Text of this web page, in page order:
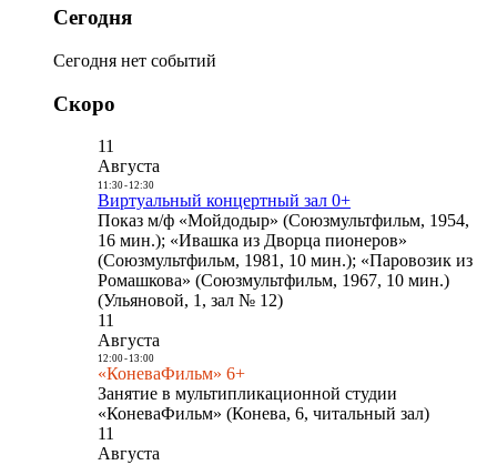
Сегодня
Сегодня нет событий
Скоро
11
Августа
11:30- 12:30
Виртуальный концертный зал 0+
Показ м/ф «Мойдодыр» (Союзмультфильм, 1954,
16 мин.); «Ивашка из Дворца пионеров»
(Союзмультфильм, 1981, 10 мин.); «Паровозик из
Ромашкова» (Союзмультфильм, 1967, 10 мин.)
(Ульяновой, 1, зал № 12)
11
Августа
12:00- 13:00
«КоневаФильм» 6+
Занятие в мультипликационной студии
«КоневаФильм» (Конева, 6, читальный зал)
11
Августа